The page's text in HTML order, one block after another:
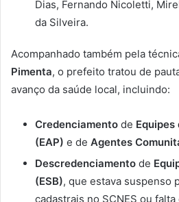
Dias, Fernando Nicoletti,
da Silveira.
Acompanhado também pela
Pimenta, o prefeito tratou de
avanço da saúde local, incluindo:
Credenciamento de Equipes
(EAP) e de Agentes
Descredenciamento de
(ESB), que estava suspenso
cadastrais no SCNES ou